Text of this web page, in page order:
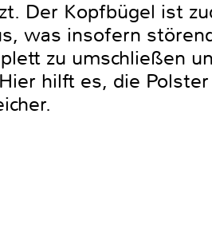
Der Kopfbügel ist
was insofern
zu umschließen
hilft es, die